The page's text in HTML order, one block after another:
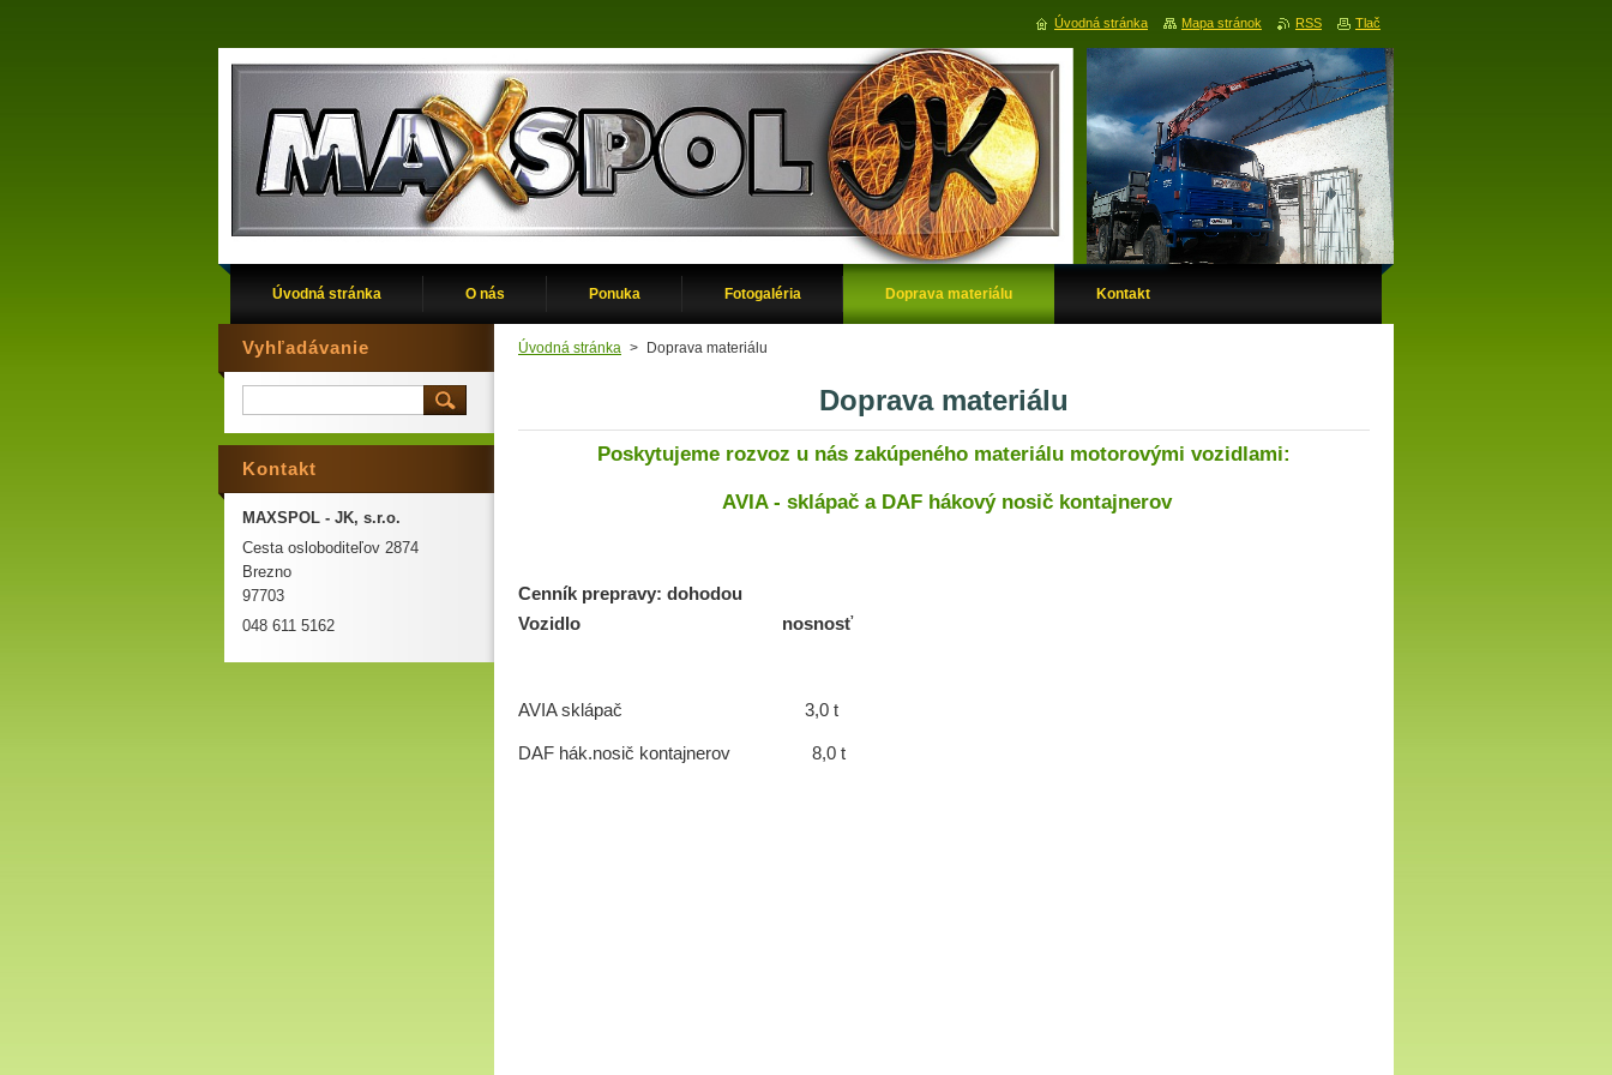
Úvodná stránka O nás Ponuka Fotogaléria Doprava materiálu Kontakt
Úvodná stránka > Doprava materiálu
Doprava materiálu
Poskytujeme rozvoz u nás zakúpeného materiálu motorovými vozidlami:
AVIA - sklápač a DAF hákový nosič kontajnerov
Cenník prepravy: dohodou
Vozidlo nosnosť
AVIA sklápač 3,0 t
DAF hák.nosič kontajnerov 8,0 t
Vyhľadávanie
Kontakt
MAXSPOL - JK, s.r.o.
Cesta osloboditeľov 2874
Brezno
97703
048 611 5162
Úvodná stránka Mapa stránok RSS Tlač